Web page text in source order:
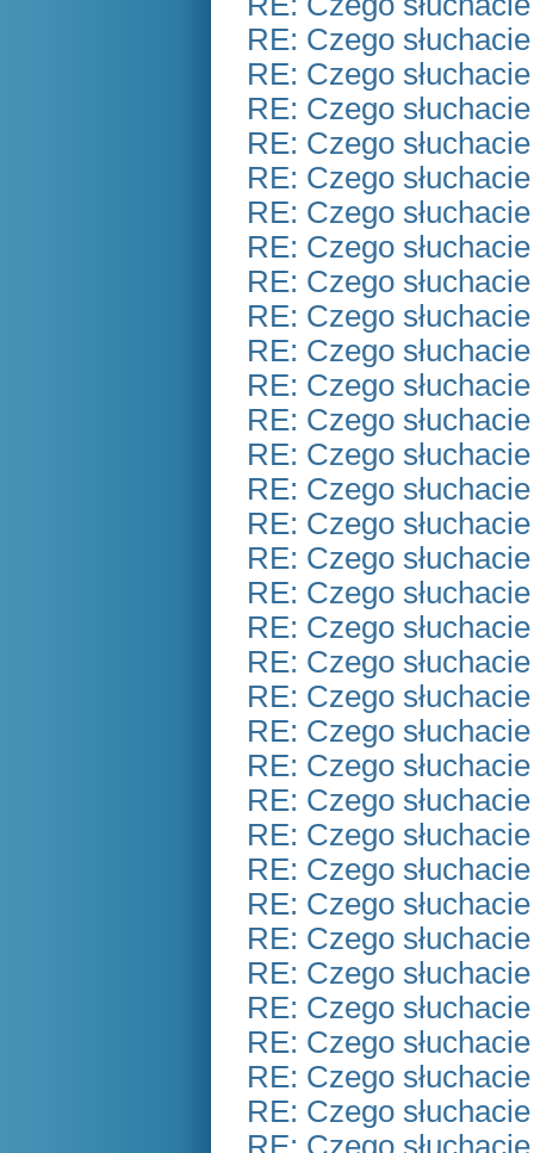
RE: Czego
RE: Czego
RE: Czego
RE: Czego
RE: Czego
RE: Czego
RE: Czego
RE: Czego
RE: Czego
RE: Czego
RE: Czego
RE: Czego
RE: Czego
RE: Czego
RE: Czego
RE: Czego
RE: Czego
RE: Czego
RE: Czego
RE: Czego
RE: Czego
RE: Czego
RE: Czego
RE: Czego
RE: Czego
RE: Czego
RE: Czego
RE: Czego
RE: Czego
RE: Czego
RE: Czego
RE: Czego
RE: Czego